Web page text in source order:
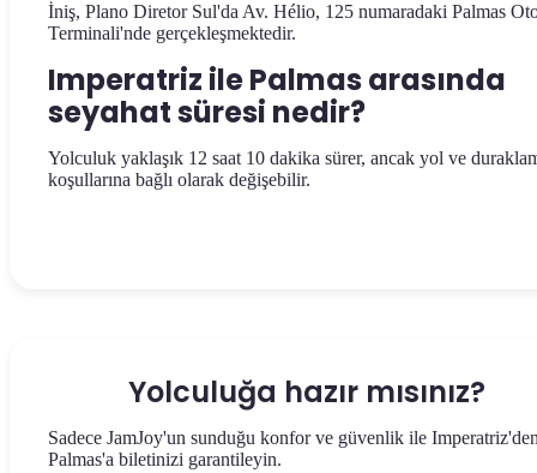
İniş, Plano Diretor Sul'da Av. Hélio, 125 numaradaki Palmas
Terminali'nde gerçekleşmektedir.
Imperatriz ile Palmas arasında
seyahat süresi nedir?
Yolculuk yaklaşık 12 saat 10 dakika sürer, ancak yol ve
koşullarına bağlı olarak değişebilir.
Yolculuğa hazır mısınız?
Sadece JamJoy'un sunduğu konfor ve güvenlik ile
Palmas'a biletinizi garantileyin.